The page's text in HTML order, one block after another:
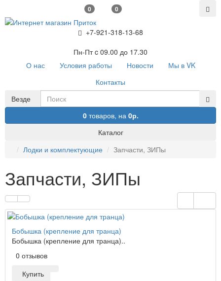
0 0
+7-921-318-13-68
Пн-Пт c 09.00 до 17.30
О нас
Условия работы Новости
Мы в VK
Контакты
Везде
0товаров, на 0р.
Каталог
Лодки и комплектующие
Запчасти, ЗИПы
Запчасти, ЗИПы
Бобышка (крепление для транца)
Бобышка (крепление для транца)..
0 отзывов
Купить